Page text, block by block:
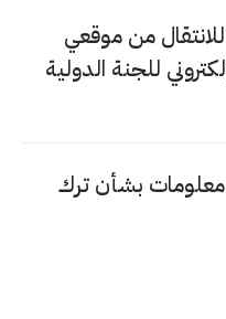
من موقعي
للجنة الدولية
معلومات بشأن ترك